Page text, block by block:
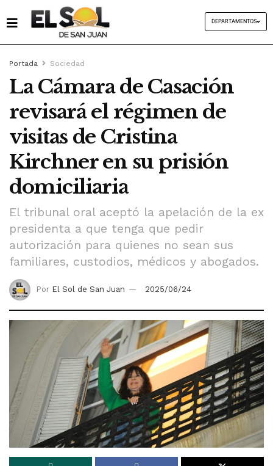
DEPARTAMENTOS
Portada Sociedad
La Cámara de Casación
revisará el régimen de
visitas de Cristina
Kirchner en su prisión
domiciliaria
El tribunal oral aceptó la apelación de la ex
presidenta a que tenga que pedir
autorización para quienes no sean sus
familiares, custodios, médicos y abogados.
Por El Sol de San Juan 2025/06/24